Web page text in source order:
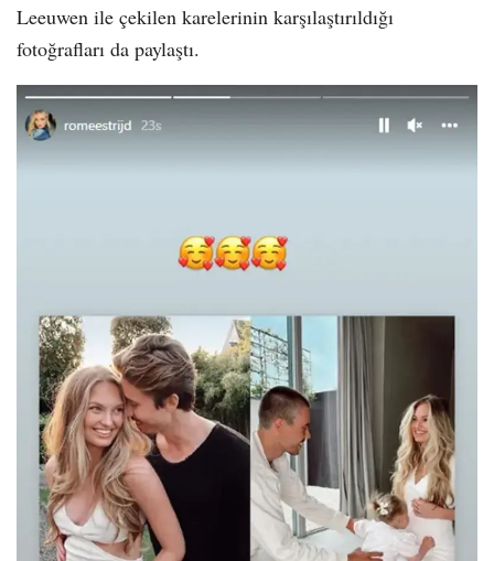
Leeuwen ile çekilen karelerinin karşılaştırıldığı
fotoğrafları da paylaştı.